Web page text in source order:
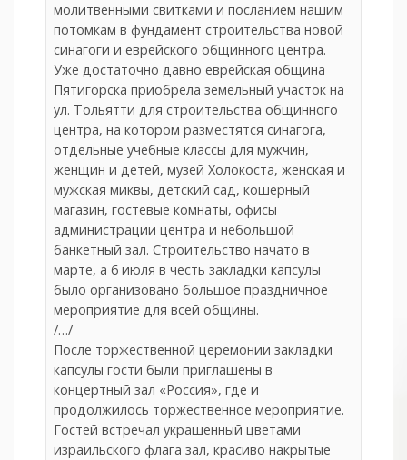
молитвенными свитками и посланием нашим
потомкам в фундамент строительства новой
синагоги и еврейского общинного центра.
Уже достаточно давно еврейская община
Пятигорска приобрела земельный участок на
ул. Тольятти для строительства общинного
центра, на котором разместятся синагога,
отдельные учебные классы для мужчин,
женщин и детей, музей Холокоста, женская и
мужская миквы, детский сад, кошерный
магазин, гостевые комнаты, офисы
администрации центра и небольшой
банкетный зал. Строительство начато в
марте, а 6 июля в честь закладки капсулы
было организовано большое праздничное
мероприятие для всей общины.
/…/
После торжественной церемонии закладки
капсулы гости были приглашены в
концертный зал «Россия», где и
продолжилось торжественное мероприятие.
Гостей встречал украшенный цветами
израильского флага зал, красиво накрытые